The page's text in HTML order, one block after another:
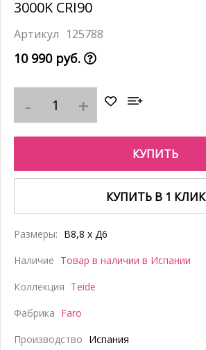
3000K CRI90
125788
10 990 руб.
КУПИТЬ
КУПИТЬ В 1 КЛИК
Размеры: В8,8 x Д6
Наличие Товар в наличии в Испании
Коллекция Teide
Фабрика Faro
Производство Испания